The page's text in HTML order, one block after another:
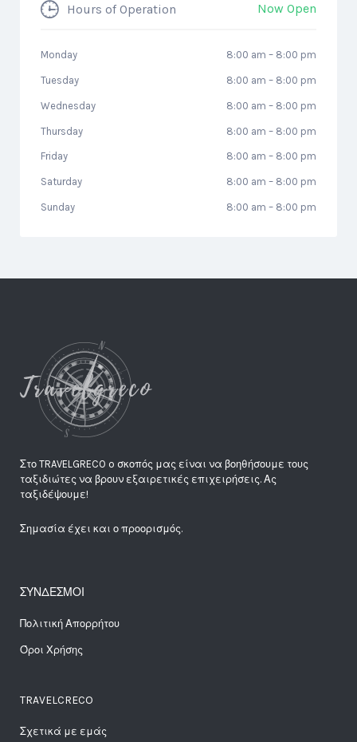
Hours of Operation Now Open
Monday 8:00 am – 8:00 pm
Tuesday 8:00 am – 8:00 pm
Wednesday 8:00 am – 8:00 pm
Thursday 8:00 am – 8:00 pm
Friday 8:00 am – 8:00 pm
Saturday 8:00 am – 8:00 pm
Sunday 8:00 am – 8:00 pm
Στο TRAVELGRECO o σκοπός μας είναι να βοηθήσουμε τους
ταξιδιώτες να βρουν εξαιρετικές επιχειρήσεις. Ας
ταξιδέψουμε!
Σημασία έχει και ο προορισμός.
ΣΥΝΔΕΣΜΟΙ
Πολιτική Απορρήτου
Όροι Χρήσης
TRAVELCRECO
Σχετικά με εμάς